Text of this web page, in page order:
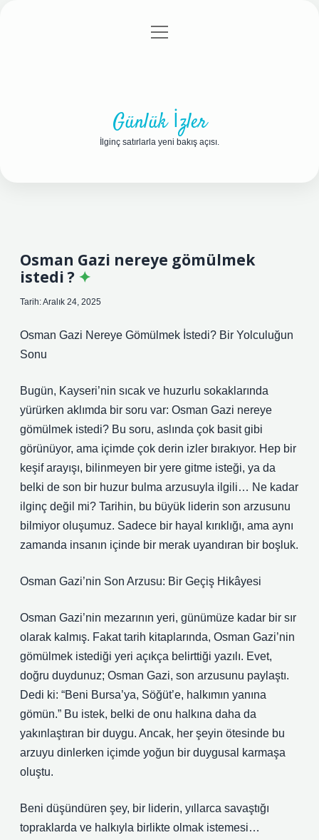
Gizlilik Politikası
menüyü
Günlük İzler
İlginç satırlarla yeni bakış açısı.
Osman Gazi nereye gömülmek
istedi ?
Tarih: Aralık 24, 2025
Osman Gazi Nereye Gömülmek İstedi? Bir Yolculuğun
Sonu
Bugün, Kayseri’nin sıcak ve huzurlu sokaklarında
yürürken aklımda bir soru var: Osman Gazi nereye
gömülmek istedi? Bu soru, aslında çok basit gibi
görünüyor, ama içimde çok derin izler bırakıyor. Hep bir
keşif arayışı, bilinmeyen bir yere gitme isteği, ya da
belki de son bir huzur bulma arzusuyla ilgili… Ne kadar
ilginç değil mi? Tarihin, bu büyük liderin son arzusunu
bilmiyor oluşumuz. Sadece bir hayal kırıklığı, ama aynı
zamanda insanın içinde bir merak uyandıran bir boşluk.
Osman Gazi’nin Son Arzusu: Bir Geçiş Hikâyesi
Osman Gazi’nin mezarının yeri, günümüze kadar bir sır
olarak kalmış. Fakat tarih kitaplarında, Osman Gazi’nin
gömülmek istediği yeri açıkça belirttiği yazılı. Evet,
doğru duydunuz; Osman Gazi, son arzusunu paylaştı.
Dedi ki: “Beni Bursa’ya, Söğüt’e, halkımın yanına
gömün.” Bu istek, belki de onu halkına daha da
yakınlaştıran bir duygu. Ancak, her şeyin ötesinde bu
arzuyu dinlerken içimde yoğun bir duygusal karmaşa
oluştu.
Beni düşündüren şey, bir liderin, yıllarca savaştığı
topraklarda ve halkıyla birlikte olmak istemesi…